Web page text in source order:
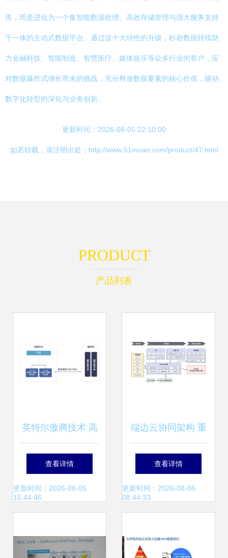
库，而是进化为一个集智能数据处理、高效存储管理与强大服务支持
于一体的主动式数据平台。通过这十大特性的升级，杉岩数据持续助
力金融科技、智能制造、智慧医疗、媒体娱乐等众多行业的客户，应
对数据爆炸式增长带来的挑战，充分释放数据要素的核心价值，驱动
数字化转型的深化与业务创新。
更新时间：2026-08-05 22:10:00
如若转载，请注明出处：http://www.51muan.com/product/47.html
PRODUCT
产品列表
英特尔傲腾技术 高
效解决冷数据存储
挑战，赋能数据处
查看详情
更新时间：2026-08-05
15:44:46
端边云协同架构 重
塑大数据存储与数
据处理格局的引擎
查看详情
更新时间：2026-08-05
08:44:33